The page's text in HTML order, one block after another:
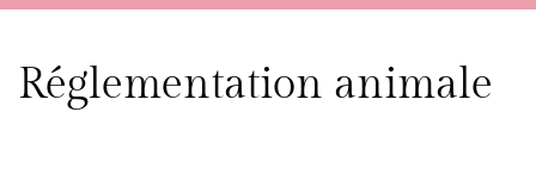
Réglementation animale